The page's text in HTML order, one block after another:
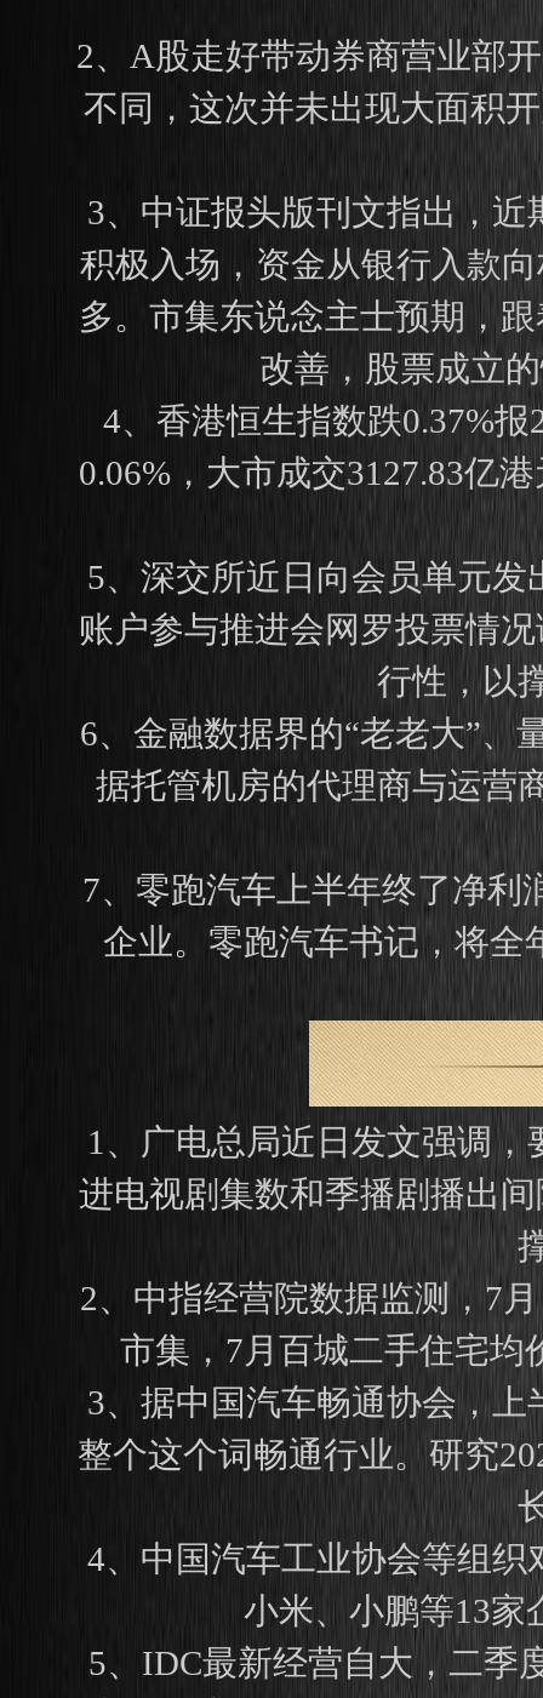
2、A股走好带动券商营业部
不同，这次并未出现大面积
3、中证报头版刊文指出，
积极入场，资金从银行入款
多。市集东说念主士预期，
改善，股票成立
4、香港恒生指数跌0.37%
0.06%，大市成交3127.83亿
5、深交所近日向会员单元
账户参与推进会网罗投票情
行性，以
6、金融数据界的“老老大”、
据托管机房的代理商与运营
7、零跑汽车上半年终了净利
企业。零跑汽车书记，将
1、广电总局近日发文强调
进电视剧集数和季播剧播出
2、中指经营院数据监测，7
市集，7月百城二手住宅均
3、据中国汽车畅通协会，
整个这个词畅通行业。研究
4、中国汽车工业协会等组
小米、小鹏等13家
5、IDC最新经营自大，二季